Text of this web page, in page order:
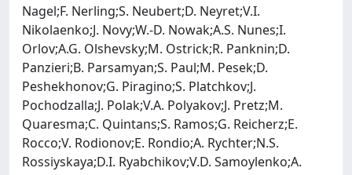
Nagel;F. Nerling;S. Neubert;D. Neyret;V.I.
Nikolaenko;J. Novy;W.-D. Nowak;A.S. Nunes;I.
Orlov;A.G. Olshevsky;M. Ostrick;R. Panknin;D.
Panzieri;B. Parsamyan;S. Paul;M. Pesek;D.
Peshekhonov;G. Piragino;S. Platchkov;J.
Pochodzalla;J. Polak;V.A. Polyakov;J. Pretz;M.
Quaresma;C. Quintans;S. Ramos;G. Reicherz;E.
Rocco;V. Rodionov;E. Rondio;A. Rychter;N.S.
Rossiyskaya;D.I. Ryabchikov;V.D. Samoylenko;A.